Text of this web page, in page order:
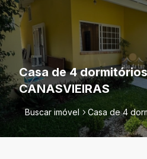
Casa de 4
CANASVIEIRAS
Buscar imóvel Casa de 4